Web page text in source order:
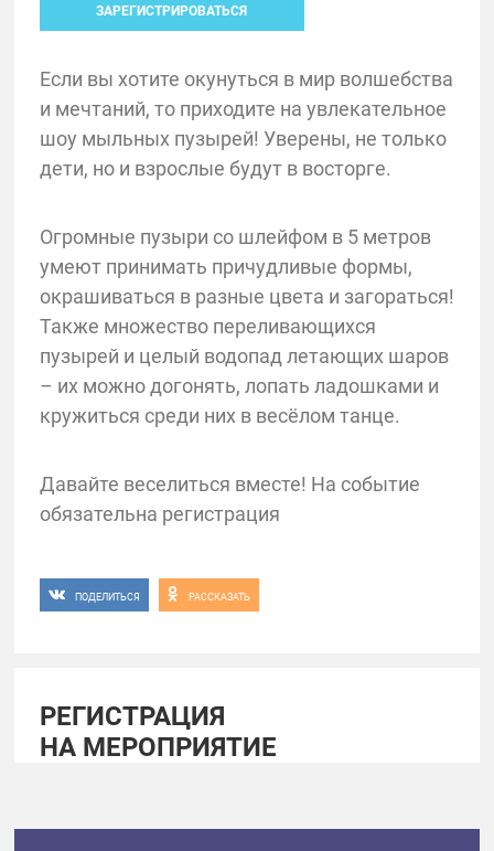
ЗАРЕГИСТРИРОВАТЬСЯ
Если вы хотите окунуться в мир волшебства
и мечтаний, то приходите на увлекательное
шоу мыльных пузырей! Уверены, не только
дети, но и взрослые будут в восторге.
Огромные пузыри со шлейфом в 5 метров
умеют принимать причудливые формы,
окрашиваться в разные цвета и загораться!
Также множество переливающихся
пузырей и целый водопад летающих шаров
– их можно догонять, лопать ладошками и
кружиться среди них в весёлом танце.
Давайте веселиться вместе! На событие
обязательна регистрация
ПОДЕЛИТЬСЯ РАССКАЗАТЬ
РЕГИСТРАЦИЯ
НА МЕРОПРИЯТИЕ